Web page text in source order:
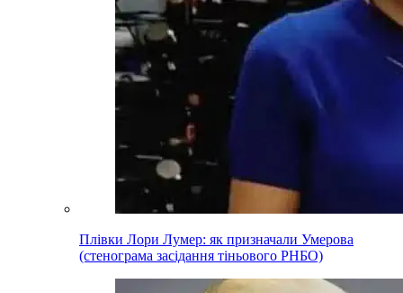
Плівки Лори Лумер: як призначали Умерова
(стенограма засідання тіньового РНБО)